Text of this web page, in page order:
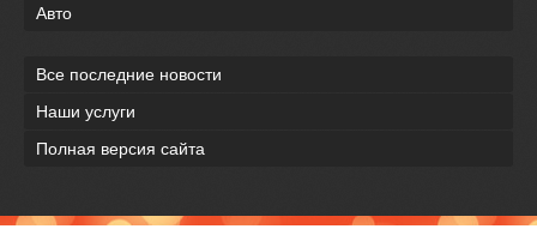
Авто
Все последние новости
Наши услуги
Полная версия сайта